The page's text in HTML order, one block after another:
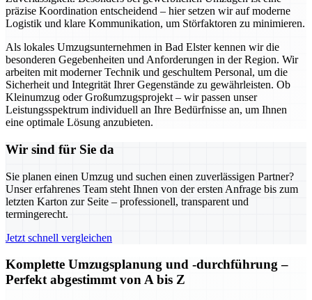
präzise Koordination entscheidend – hier setzen wir auf moderne
Logistik und klare Kommunikation, um Störfaktoren zu minimieren.
Als lokales Umzugsunternehmen in Bad Elster kennen wir die
besonderen Gegebenheiten und Anforderungen in der Region. Wir
arbeiten mit moderner Technik und geschultem Personal, um die
Sicherheit und Integrität Ihrer Gegenstände zu gewährleisten. Ob
Kleinumzug oder Großumzugsprojekt – wir passen unser
Leistungsspektrum individuell an Ihre Bedürfnisse an, um Ihnen
eine optimale Lösung anzubieten.
Wir sind für Sie da
Sie planen einen Umzug und suchen einen zuverlässigen Partner?
Unser erfahrenes Team steht Ihnen von der ersten Anfrage bis zum
letzten Karton zur Seite – professionell, transparent und
termingerecht.
Jetzt schnell vergleichen
Komplette Umzugsplanung und -durchführung –
Perfekt abgestimmt von A bis Z